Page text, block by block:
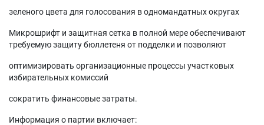
зеленого цвета для голосования в одномандатных округах
Микрошрифт и защитная сетка в полной мере обеспечивают
требуемую защиту бюллетеня от подделки и позволяют
оптимизировать организационные процессы участковых
избирательных комиссий
сократить финансовые затраты.
Информация о партии включает: